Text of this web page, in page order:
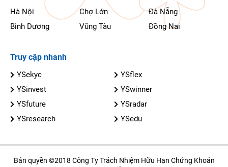
Hà Nội Chợ Lớn
Đà Nẵng
Bình Dương
Vũng Tàu Đồng Nai
Truy cập nhanh
YSekyc
YSflex
YSinvest
YSwinner
YSfuture
YSradar
YSresearch
YSedu
Bản quyền ©2018 Công Ty Trách Nhiệm Hữu Hạn Chứng Khoán